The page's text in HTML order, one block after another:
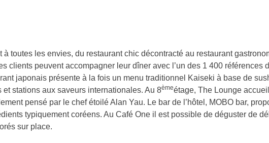
toutes les envies, du restaurant chic décontracté au restaurant
clients peuvent accompagner leur dîner avec l’un des 1 400 références
japonais présente à la fois un menu traditionnel Kaiseki à base de
stations aux saveurs internationales. Au 8èmeétage, The Lounge
pensé par le chef étoilé Alan Yau. Le bar de l’hôtel, MOBO bar,
typiquement coréens. Au Café One il est possible de déguster de
sur place.